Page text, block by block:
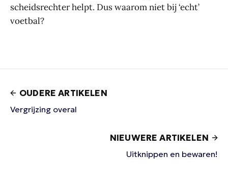
scheidsrechter helpt. Dus waarom niet bij ‘echt’
voetbal?
OUDERE ARTIKELEN
Vergrijzing overal
NIEUWERE ARTIKELEN
Uitknippen en bewaren!